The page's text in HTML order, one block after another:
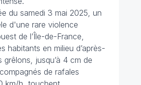
du samedi 3 mai 2025, un
d'une rare violence
de l’Île-de-France,
habitants en milieu d’après-
grêlons, jusqu’à 4 cm de
de rafales